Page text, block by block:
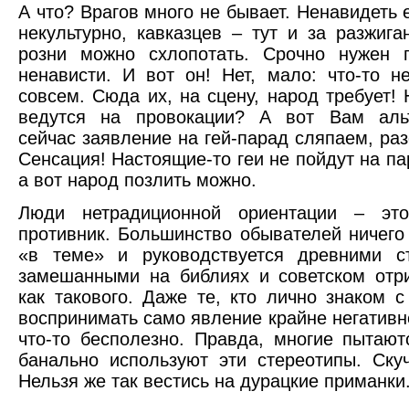
А что? Врагов много не бывает. Ненавидеть
некультурно, кавказцев – тут и за
розни можно схлопотать. Срочно нужен
ненависти. И вот он! Нет, мало: что-то
совсем. Сюда их, на сцену, народ требует!
ведутся на провокации? А вот Вам
сейчас заявление на гей-парад сляпаем,
Сенсация! Настоящие-то геи не пойдут на
а вот народ позлить можно.
Люди нетрадиционной ориентации –
противник. Большинство обывателей
«в теме» и руководствуется древними
замешанными на библиях и советском
как такового. Даже те, кто лично знаком
воспринимать само явление крайне
что-то бесполезно. Правда, многие
банально используют эти стереотипы.
Нельзя же так вестись на дурацкие